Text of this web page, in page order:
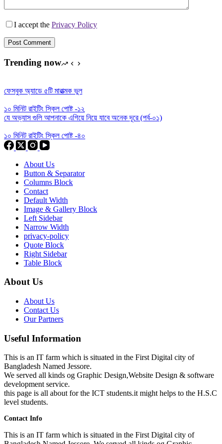
I accept the Privacy Policy
Post Comment
Trending now
ফেসবুক অ্যাডে ৫টি মারাত্মক ভুল
১০ মিনিট রাইটিং স্কিল পোষ্ট -১২
যে অভ্যাস গুলি আপনাকে এগিয়ে নিয়ে যাবে অনেক দূরে (পর্ব-০১)
১০ মিনিট রাইটিং স্কিল পোষ্ট -৪০
About Us
Button & Separator
Columns Block
Contact
Default Width
Image & Gallery Block
Left Sidebar
Narrow Width
privacy-policy
Quote Block
Right Sidebar
Table Block
About Us
About Us
Contact Us
Our Partners
Useful Information
This is an IT farm which is situated in the First Digital city of
Bangladesh Named Jessore.
We served all kinds og Graphic Design,Website Design & software
development service.
this page is all about for the ICT students.it might helps to the H.S.C
level students.
Contact Info
This is an IT farm which is situated in the First Digital city of